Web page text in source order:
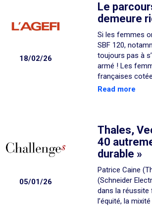
Le
demeure
Si les femmes
SBF 120,
toujours pas à
armé ! Les
françaises
Read more
18/02/26
Thales,
40
durable »
Patrice Caine
(Schneider
dans la réussite
l’équité, la
05/01/26